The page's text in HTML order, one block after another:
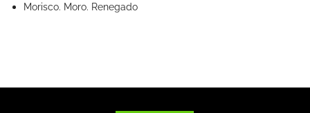
Morisco. Moro. Renegado